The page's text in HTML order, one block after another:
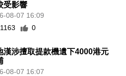
受影響
08-07 16:09
1163
0
漢涉擅取提款機遺下4000港元
08-07 16:07